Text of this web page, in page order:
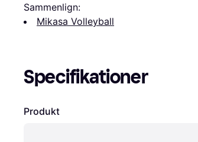
Sammenlign:
Mikasa Volleyball
Specifikationer
Produkt